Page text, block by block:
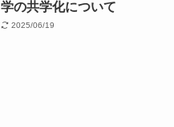
学の共学化について
2025/06/19